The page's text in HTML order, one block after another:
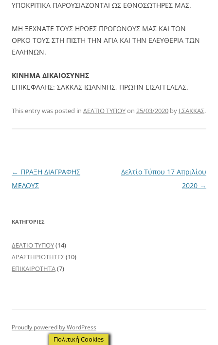
ΥΠΟΚΡΙΤΙΚΑ ΠΑΡΟΥΣΙΑΖΟΝΤΑΙ ΩΣ ΕΘΝΟΣΩΤΗΡΕΣ ΜΑΣ.
ΜΗ ΞΕΧΝΑΤΕ ΤΟΥΣ ΗΡΩΕΣ ΠΡΟΓΟΝΟΥΣ ΜΑΣ ΚΑΙ ΤΟΝ
ΟΡΚΟ ΤΟΥΣ ΣΤΗ ΠΙΣΤΗ ΤΗΝ ΑΓΙΑ ΚΑΙ ΤΗΝ ΕΛΕΥΘΕΡΙΑ ΤΩΝ
ΕΛΛΗΝΩΝ.
ΚΙΝΗΜΑ ΔΙΚΑΙΟΣΥΝΗΣ
ΕΠΙΚΕΦΑΛΗΣ: ΣΑΚΚΑΣ ΙΩΑΝΝΗΣ, ΠΡΩΗΝ ΕΙΣΑΓΓΕΛΕΑΣ.
This entry was posted in ΔΕΛΤΙΟ ΤΥΠΟΥon 25/03/2020 by Ι.ΣΑΚΚΑΣ.
Post
navigation
← ΠΡΑΞΗ ΔΙΑΓΡΑΦΗΣ
ΜΕΛΟΥΣ
Δελτίο Τύπου 17 Απριλίου
2020 →
ΚΑΤΗΓΟΡΙΕΣ
ΔΕΛΤΙΟ ΤΥΠΟΥ(14)
ΔΡΑΣΤΗΡΙΟΤΗΤΕΣ(10)
ΕΠΙΚΑΙΡΟΤΗΤΑ(7)
Proudly powered by WordPress
Πολιτική Cookies